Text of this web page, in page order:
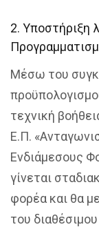
2. Υποστήριξη
Μέσω του
τεχνική
Ε.Π.
Ενδιάμεσους
γίνεται
φορέα και θα
του